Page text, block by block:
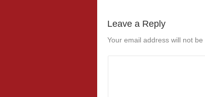
Leave a Reply
Your email address will not be